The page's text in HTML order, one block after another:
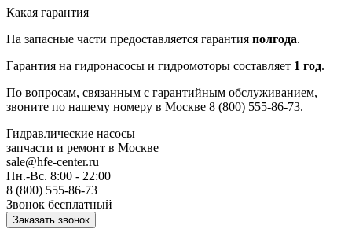
Какая гарантия
На запасные части предоставляется гарантия полгода.
Гарантия на гидронасосы и гидромоторы составляет 1 год.
По вопросам, связанным с гарантийным обслуживанием,
звоните по нашему номеру в Москве 8 (800) 555-86-73.
Гидравлические насосы
запчасти и ремонт в Москве
sale@hfe-center.ru
Пн.-Вс. 8:00 - 22:00
8 (800) 555-86-73
Звонок бесплатный